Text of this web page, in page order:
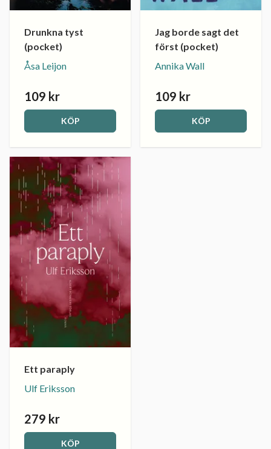
Drunkna tyst
(pocket)
Åsa Leijon
109 kr
KÖP
Jag borde sagt det
först (pocket)
Annika Wall
109 kr
KÖP
Ett paraply
Ulf Eriksson
279 kr
KÖP